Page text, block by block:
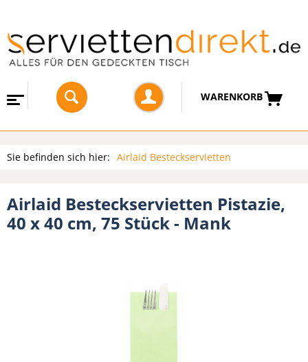
WARENKORB
Sie befinden sich hier: Airlaid Besteckservietten
Airlaid Besteckservietten Pistazie,
40 x 40 cm, 75 Stück - Mank